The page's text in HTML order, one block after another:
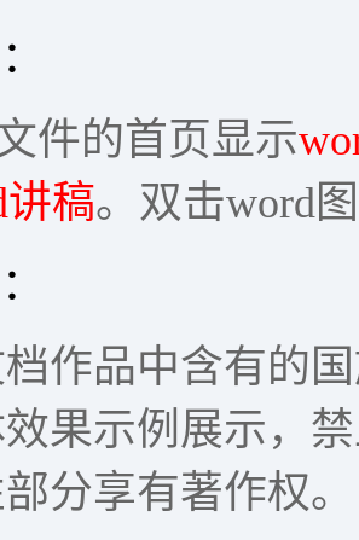
件的首页显示
稿。双击word
作品中含有的
果示例展示，
分享有著作权。